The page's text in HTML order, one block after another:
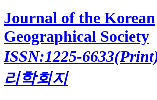
Journal of the Korean
Geographical Society
ISSN:1225-
리학회지